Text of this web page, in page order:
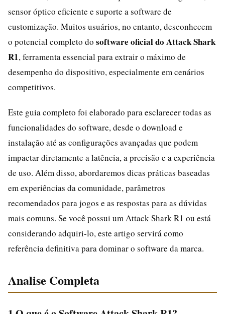
sensor óptico eficiente e suporte a software de
customização. Muitos usuários, no entanto, desconhecem
o potencial completo do software oficial do Attack Shark
R1, ferramenta essencial para extrair o máximo de
desempenho do dispositivo, especialmente em cenários
competitivos.
Este guia completo foi elaborado para esclarecer todas as
funcionalidades do software, desde o download e
instalação até as configurações avançadas que podem
impactar diretamente a latência, a precisão e a experiência
de uso. Além disso, abordaremos dicas práticas baseadas
em experiências da comunidade, parâmetros
recomendados para jogos e as respostas para as dúvidas
mais comuns. Se você possui um Attack Shark R1 ou está
considerando adquiri-lo, este artigo servirá como
referência definitiva para dominar o software da marca.
Analise Completa